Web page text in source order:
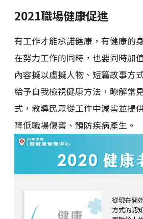
2021職場健康促進
有工作才能承諾健康，有健康的
在努力工作的同時，也要同時加
內容擬以虛擬人物、短篇故事方
給予自我檢視健康方法，瞭解常
式，教導民眾從工作中減害並提
降低職場傷害、預防疾病產生。